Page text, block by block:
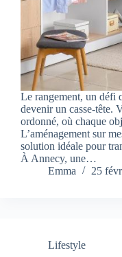
Le rangement, un défi
devenir un casse-tête.
ordonné, où chaque
L’aménagement sur
solution idéale pour
À Annecy, une…
Emma
25
Lifestyle